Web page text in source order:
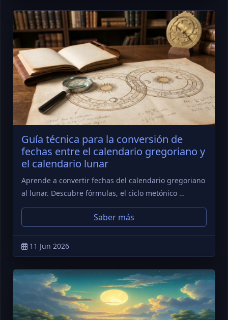
Guía técnica para la conversión de
fechas entre el calendario gregoriano y
el calendario lunar
Aprende a convertir fechas del calendario gregoriano
al lunar. Descubre fórmulas, el ciclo metónico …
Saber más
11 Jun 2026